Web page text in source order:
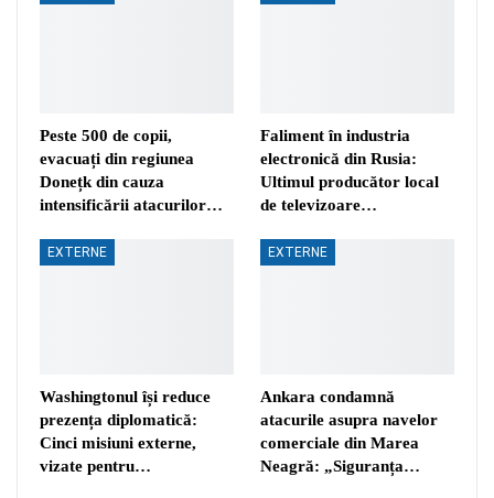
Peste 500 de copii,
evacuați din regiunea
Donețk din cauza
intensificării atacurilor…
Faliment în industria
electronică din Rusia:
Ultimul producător local
de televizoare…
EXTERNE
Washingtonul își reduce
prezența diplomatică:
Cinci misiuni externe,
vizate pentru…
EXTERNE
Ankara condamnă
atacurile asupra navelor
comerciale din Marea
Neagră: „Siguranța…